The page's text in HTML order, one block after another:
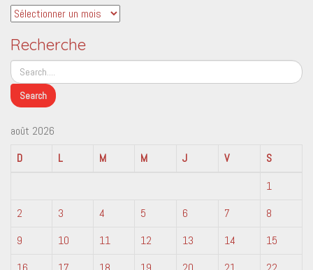
Archives
Recherche
août 2026
D
L M M J V
S
1
2
3 4 5 6 7
8
9
10 11 12 13 14
15